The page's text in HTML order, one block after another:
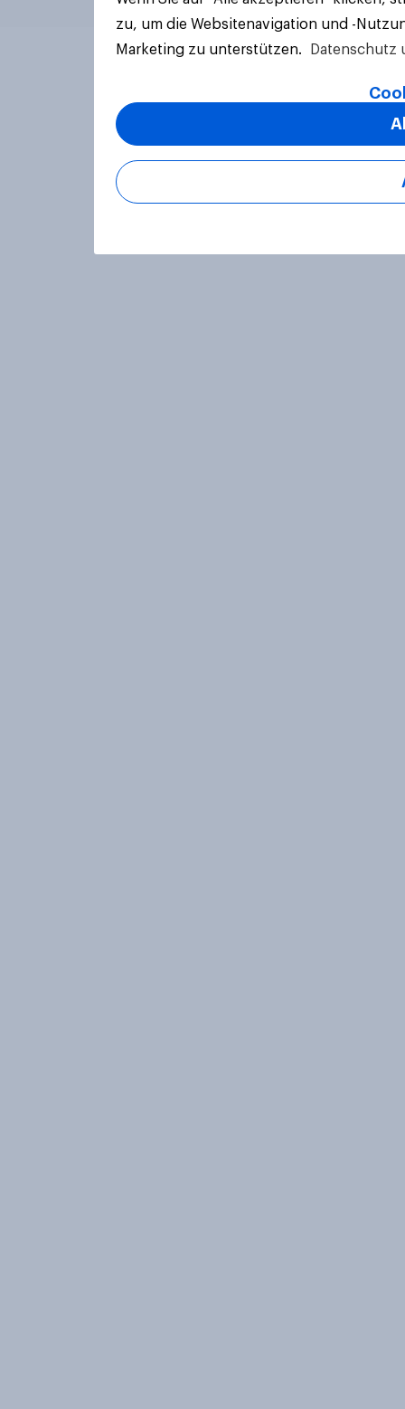
zu, um die Websitenavigation und -
Marketing zu unterstützen.
Datenschutz